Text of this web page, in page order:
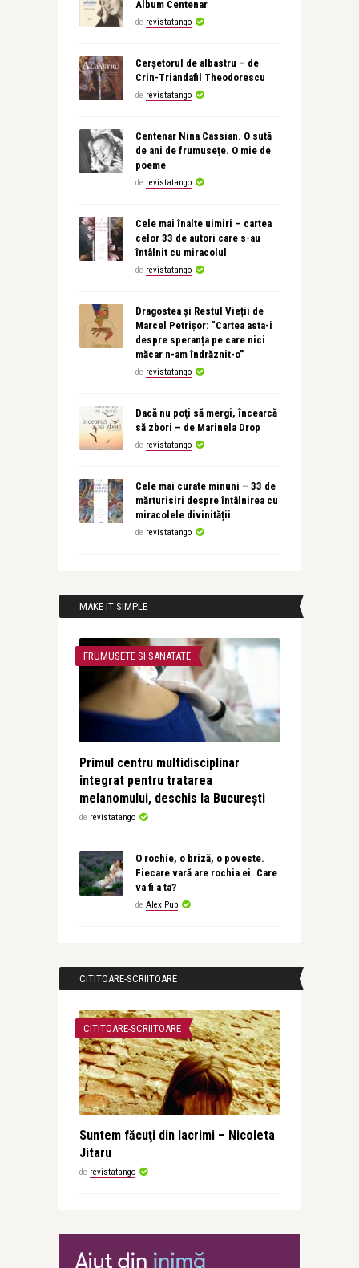
Album Centenar
de revistatango
Cerșetorul de albastru – de
Crin-Triandafil Theodorescu
de revistatango
Centenar Nina Cassian. O sută
de ani de frumusețe. O mie de
poeme
de revistatango
Cele mai înalte uimiri – cartea
celor 33 de autori care s-au
întâlnit cu miracolul
de revistatango
Dragostea și Restul Vieții de
Marcel Petrișor: “Cartea asta-i
despre speranța pe care nici
măcar n-am îndrăznit-o”
de revistatango
Dacă nu poţi să mergi, încearcă
să zbori – de Marinela Drop
de revistatango
Cele mai curate minuni – 33 de
mărturisiri despre întâlnirea cu
miracolele divinității
de revistatango
MAKE IT SIMPLE
FRUMUSETE SI SANATATE
Primul centru multidisciplinar
integrat pentru tratarea
melanomului, deschis la București
de revistatango
O rochie, o briză, o poveste.
Fiecare vară are rochia ei. Care
va fi a ta?
de Alex Pub
CITITOARE-SCRIITOARE
CITITOARE-SCRIITOARE
Suntem făcuţi din lacrimi – Nicoleta
Jitaru
de revistatango